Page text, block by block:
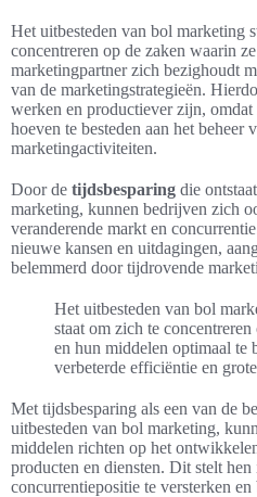
Het uitbesteden van bol marketing
concentreren op de zaken waarin
marketingpartner zich bezighoudt
van de marketingstrategieën.
werken en productiever zijn,
hoeven te besteden aan het beheer
marketingactiviteiten.
Door de tijdsbesparing die
marketing, kunnen bedrijven zich
veranderende markt en
nieuwe kansen en uitdagingen,
belemmerd door tijdrovende
Het uitbesteden van bol
staat om zich te
en hun middelen optimaal te
verbeterde efficiëntie en
Met tijdsbesparing als een van de
uitbesteden van bol marketing,
middelen richten op het
producten en diensten. Dit stelt hen
concurrentiepositie te versterken en